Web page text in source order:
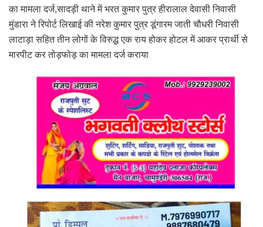
का मामला दर्ज,सादड़ी थाने में भरत कुमार पुत्र हीरालाल देवासी निवासी
मुंडारा ने रिपोर्ट लिखाई की नरेश कुमार पुत्र डूंगारम जाती चौधरी निवासी
लाटाड़ा सहित तीन लोगों के विरुद्ध एक राय होकर होटल में आकर प्रार्थी से
मारपीट कर तोड़फोड़ का मामला दर्ज कराया